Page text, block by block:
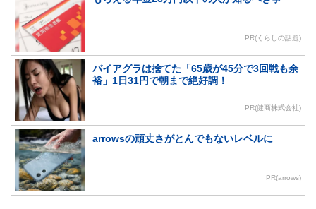
PR(くらしの話題)
バイアグラは捨てた「65歳が45分で3回戦も余
裕」1日31円で朝まで絶好調！
PR(健商株式会社)
arrowsの頑丈さがとんでもないレベルに
PR(arrows)